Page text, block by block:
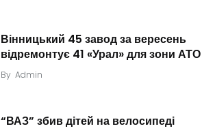
Вінницький 45 завод за вересень
відремонтує 41 «Урал» для зони АТО
By Admin
“ВАЗ” збив дітей на велосипеді